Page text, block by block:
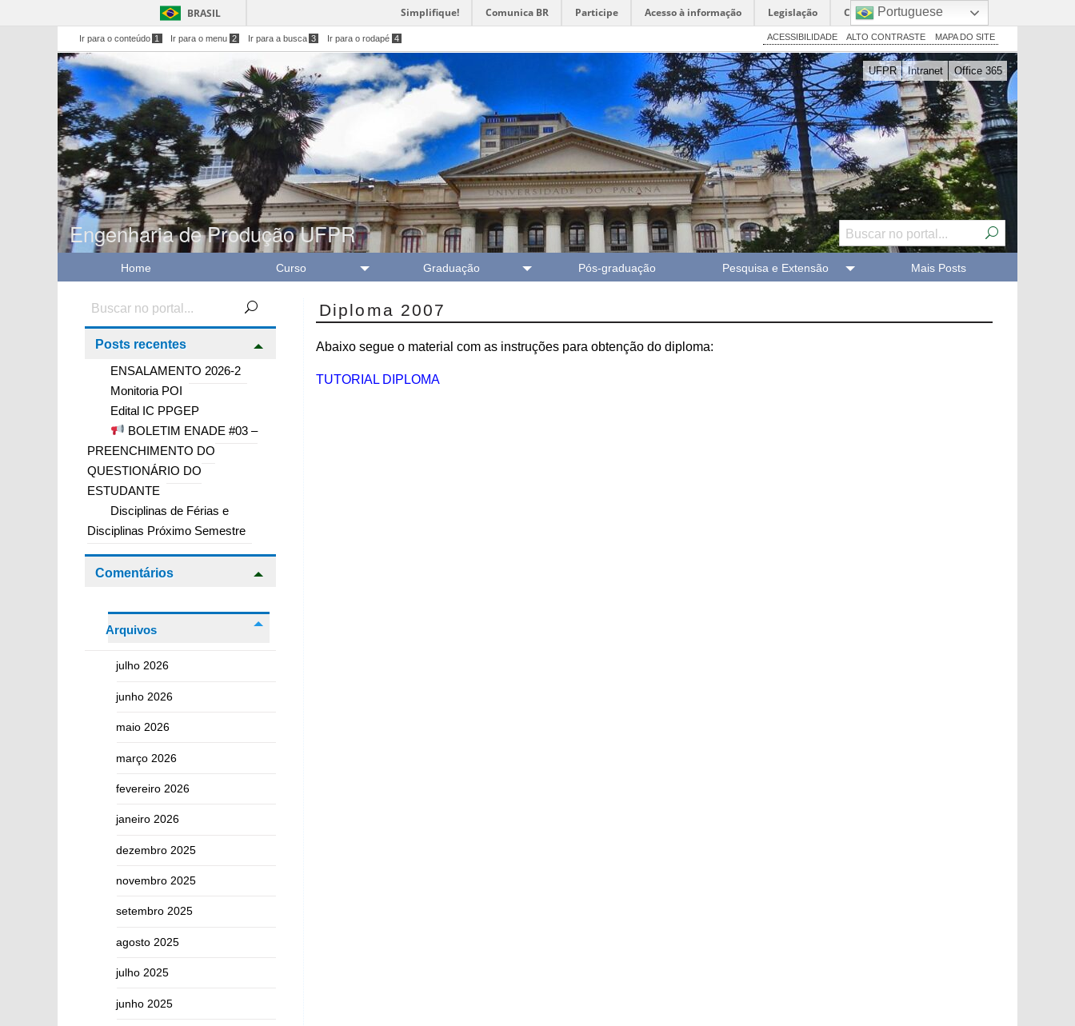
BRASIL Simplifique! Comunica BR Participe Acesso à informação Legislação Canais
Ir para o conteúdo 1 Ir para o menu 2 Ir para a busca 3 Ir para o rodapé 4 ACESSIBILIDADE ALTO CONTRASTE MAPA DO SITE
UFPR Intranet Office 365
Engenharia de Produção UFPR
Home Curso Graduação Pós-graduação Pesquisa e Extensão Mais Posts
Posts recentes
ENSALAMENTO 2026-2
Monitoria POI
Edital IC PPGEP
BOLETIM ENADE #03 –
PREENCHIMENTO DO
QUESTIONÁRIO DO
ESTUDANTE
Disciplinas de Férias e
Disciplinas Próximo Semestre
Comentários
Arquivos
julho 2026
junho 2026
maio 2026
março 2026
fevereiro 2026
janeiro 2026
dezembro 2025
novembro 2025
setembro 2025
agosto 2025
julho 2025
junho 2025
Diploma 2007
Abaixo segue o material com as instruções para obtenção do diploma:
TUTORIAL DIPLOMA
Portuguese